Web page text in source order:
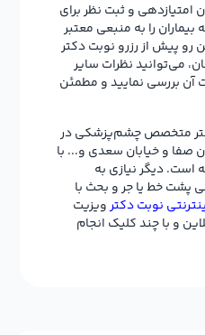
امتیازدهی و ثبت نظر برای
را به منبعی معتبر
رو پیش از رزرو نوبت دکتر
می‌توانید نظرات سایر
آن بررسی نمایید و مطمئن
متخصص چشم‌پزشکی در
صفا و خیابان سعدی و... با
است. دیگر نیازی به
پشت خط یا جر و بحث با
نوبت دکترویزیت
و با چند کلیک انجام